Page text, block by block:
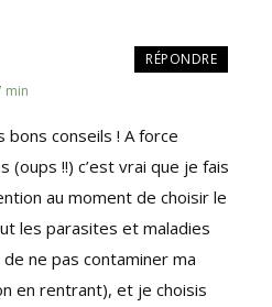
RÉPONDRE
min
bons conseils ! A force
(oups !!) c’est vrai que je fais
au moment de choisir le
les parasites et maladies
ne pas contaminer ma
en rentrant), et je choisis